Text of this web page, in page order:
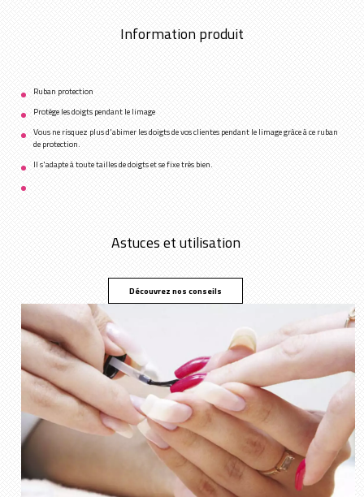
Information produit
Ruban protection
Protège les doigts pendant le limage
Vous ne risquez plus d'abimer les doigts de vos clientes pendant le limage grâce à ce ruban
de protection.
Il s'adapte à toute tailles de doigts et se fixe très bien.
Astuces et utilisation
Découvrez nos conseils